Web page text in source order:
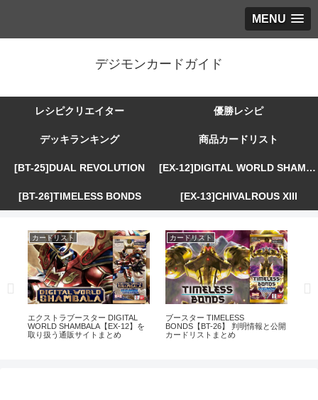
MENU
デジモンカードガイド
レシピクリエイター 優勝レシピ
デッキランキング 商品カードリスト
[BT-25]DUAL REVOLUTION [EX-12]DIGITAL WORLD SHAMBALA
[BT-26]TIMELESS BONDS [EX-13]CHIVALROUS XIII
カードリスト
エクストラブースター DIGITAL
WORLD SHAMBALA【EX-12】を
取り扱う通販サイトまとめ
カードリスト
ブースター TIMELESS
BONDS【BT-26】 判明情報と公開
カードリストまとめ